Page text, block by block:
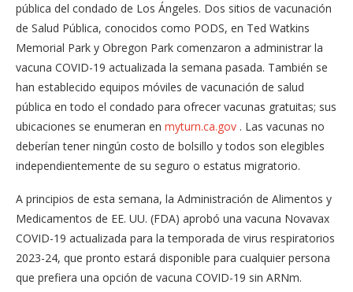
pública del condado de Los Ángeles. Dos sitios de vacunación
de Salud Pública, conocidos como PODS, en Ted Watkins
Memorial Park y Obregon Park comenzaron a administrar la
vacuna COVID-19 actualizada la semana pasada. También se
han establecido equipos móviles de vacunación de salud
pública en todo el condado para ofrecer vacunas gratuitas; sus
ubicaciones se enumeran en myturn.ca.gov . Las vacunas no
deberían tener ningún costo de bolsillo y todos son elegibles
independientemente de su seguro o estatus migratorio.
A principios de esta semana, la Administración de Alimentos y
Medicamentos de EE. UU. (FDA) aprobó una vacuna Novavax
COVID-19 actualizada para la temporada de virus respiratorios
2023-24, que pronto estará disponible para cualquier persona
que prefiera una opción de vacuna COVID-19 sin ARNm.